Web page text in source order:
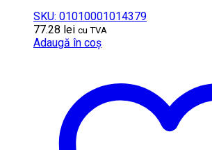
SKU: 01010001014379
77.28 lei cu TVA
Adaugă în coș